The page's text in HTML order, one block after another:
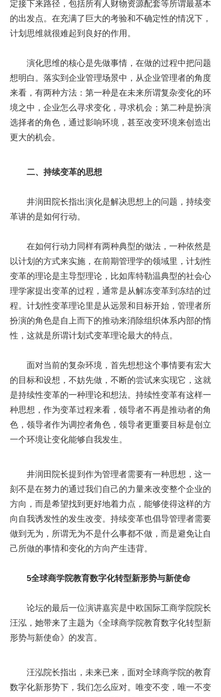
定接下来路径，包括所有人财物资源配套等所谓最基本
的出发点。在充满了巨大的考验和不确定性的情况下，
计划思维就很难起到良好的作用。
演化思维的核心是先做事情，在做的过程中把问题
想明白。落实到企业管理场景中，从企业管理者的角度
来看，有两种方法：第一种是在未来所谓复杂变化的环
境之中，企业怎么寻求变化，寻求机会；第二种是扮演
选择者的角色，通过影响环境，甚至改变环境来创造出
更大的机会。
二、持续变革的思想
井润田院长指出演化是解决思想上的问题，持续变
革讲的是如何行动。
在如何行动力同样有两种典型的做法，一种依然是
以计划的方式来实施，在前期管理学的领域里，计划性
变革的理论是主导型理论，比如库特勒温典型的社会心
理学家提出变革的过程，通常是从解冻变革到冻结的过
程。计划性变革理论里是从远景和目标开始，管理者所
扮演的角色是自上而下的推动来消除组织体系内部的惰
性，这就是所谓计划式变革理论最大的特点。
面对当前的复杂环境，首先想想这个事情要有宏大
的目标和设想，不妨先做，不断的尝试来实现它，这就
是持续性变革的一种理论和想法。持续性变革有这样一
种思想，作为变革过程来看，领导者不再是推动者的角
色，领导者作为调控者角色，领导者更重要目标是创立
一个环境让变化能够自我发生。
井润田院长提到作为管理者需要有一种思想，这一
刻不是在努力的通过我们自己的力量来改变整个企业的
方向，而是希望找到更好地着力点，能够使得这样的方
向自我诱发性的发生改变。持续变革也倡导管理者需要
做到无为，所谓无为不是什么事都不做，而是避免让自
己所做的事情和变化的方向产生违背。
5全球商学院教育数字化转型新形势与新使命
论坛的最后一位演讲嘉宾是中欧国际工商学院院长
汪泓，她带来了主题为《全球商学院教育数字化转型新
形势与新使命》的发言。
汪泓院长指出，未来已来，面对全球商学院的教育
数字化新形势下，我们怎么应对。唯变不变，唯一不变